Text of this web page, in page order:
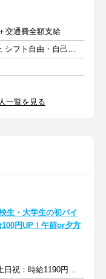
交通費全額支給
週1日以上 1日4時間以上 シフト自由・自己申告
一覧を見る
生・大学生の初バイ
100円UP！午前or夕方
平日：時給1090円～／土日祝：時給1190円～※昇給あり